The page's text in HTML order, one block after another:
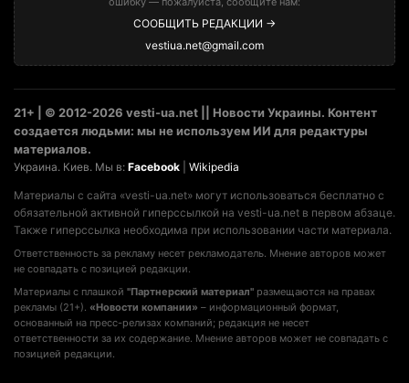
СООБЩИТЬ РЕДАКЦИИ →
vestiua.net@gmail.com
21+ | © 2012-2026 vesti-ua.net || Новости Украины. Контент
создается людьми: мы не используем ИИ для редактуры
материалов.
Украина. Киев. Мы в: Facebook Wikipedia
Материалы с сайта «vesti-ua.net» могут использоваться бесплатно с
обязательной активной гиперссылкой на vesti-ua.net в первом абзаце.
Также гиперссылка необходима при использовании части материала.
Ответственность за рекламу несет рекламодатель. Мнение авторов может
не совпадать с позицией редакции.
Материалы с плашкой "Партнерский материал" размещаются на правах
рекламы (21+). «Новости компании» – информационный формат,
основанный на пресс-релизах компаний; редакция не несет
ответственности за их содержание. Мнение авторов может не совпадать с
позицией редакции.